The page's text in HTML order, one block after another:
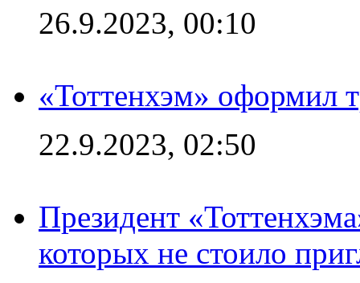
26.9.2023, 00:10
«Тоттенхэм» оформил
22.9.2023, 02:50
Президент
которых не стоило